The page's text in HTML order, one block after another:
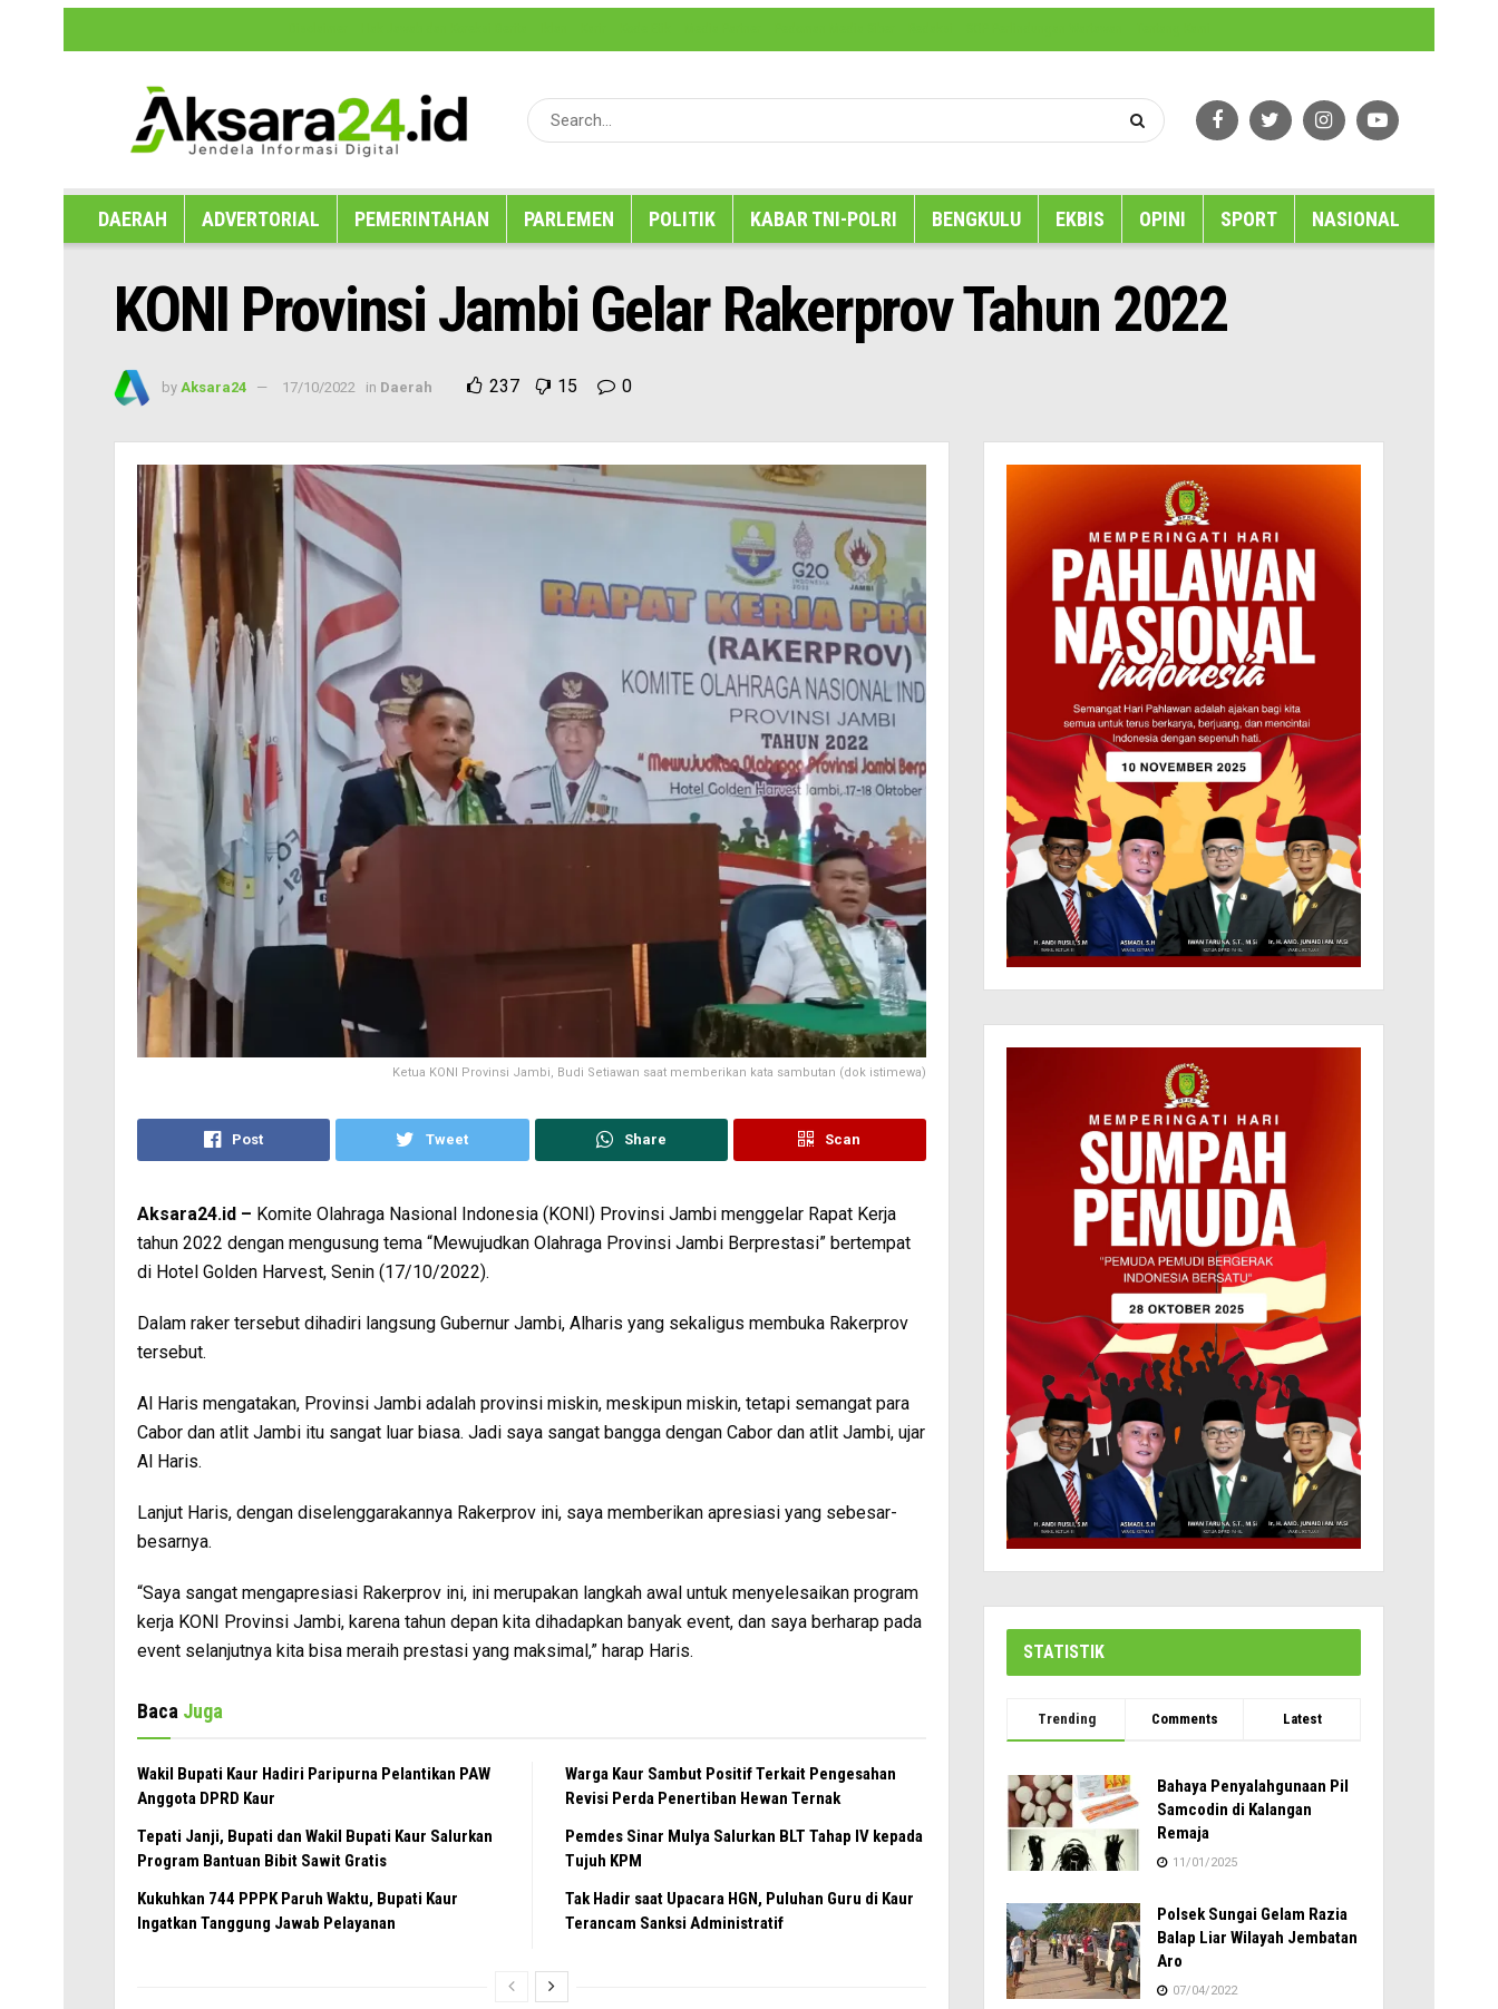
DAERAH ADVERTORIAL PEMERINTAHAN PARLEMEN POLITIK KABAR TNI-POLRI BENGKULU EKBIS OPINI SPORT NASIONAL
KONI Provinsi Jambi Gelar Rakerprov Tahun 2022
by Aksara24 17/10/2022 in Daerah 237 15 0
Ketua KONI Provinsi Jambi, Budi Setiawan saat memberikan kata sambutan (dok istimewa)
Post Tweet Share Scan
Aksara24.id – Komite Olahraga Nasional Indonesia (KONI) Provinsi Jambi menggelar Rapat Kerja
tahun 2022 dengan mengusung tema “Mewujudkan Olahraga Provinsi Jambi Berprestasi” bertempat
di Hotel Golden Harvest, Senin (17/10/2022).
Dalam raker tersebut dihadiri langsung Gubernur Jambi, Alharis yang sekaligus membuka Rakerprov
tersebut.
Al Haris mengatakan, Provinsi Jambi adalah provinsi miskin, meskipun miskin, tetapi semangat para
Cabor dan atlit Jambi itu sangat luar biasa. Jadi saya sangat bangga dengan Cabor dan atlit Jambi, ujar
Al Haris.
Lanjut Haris, dengan diselenggarakannya Rakerprov ini, saya memberikan apresiasi yang sebesar-
besarnya.
“Saya sangat mengapresiasi Rakerprov ini, ini merupakan langkah awal untuk menyelesaikan program
kerja KONI Provinsi Jambi, karena tahun depan kita dihadapkan banyak event, dan saya berharap pada
event selanjutnya kita bisa meraih prestasi yang maksimal,” harap Haris.
Baca Juga
Wakil Bupati Kaur Hadiri Paripurna Pelantikan PAW
Anggota DPRD Kaur
Tepati Janji, Bupati dan Wakil Bupati Kaur Salurkan
Program Bantuan Bibit Sawit Gratis
Kukuhkan 744 PPPK Paruh Waktu, Bupati Kaur
Ingatkan Tanggung Jawab Pelayanan
Warga Kaur Sambut Positif Terkait Pengesahan
Revisi Perda Penertiban Hewan Ternak
Pemdes Sinar Mulya Salurkan BLT Tahap IV kepada
Tujuh KPM
Tak Hadir saat Upacara HGN, Puluhan Guru di Kaur
Terancam Sanksi Administratif
STATISTIK
Trending Comments Latest
Bahaya Penyalahgunaan Pil
Samcodin di Kalangan
Remaja
11/01/2025
Polsek Sungai Gelam Razia
Balap Liar Wilayah Jembatan
Aro
07/04/2022